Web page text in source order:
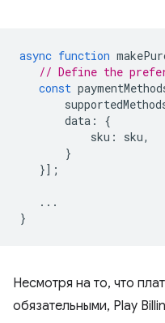
async function
// Define the
const
data :
{
sku : sku,
}
}];
...
}
Несмотря на то, что
обязательными, Play